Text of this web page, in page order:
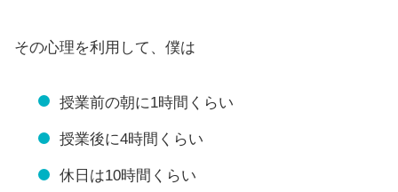
その心理を利用して、僕は
授業前の朝に1時間くらい
授業後に4時間くらい
休日は10時間くらい